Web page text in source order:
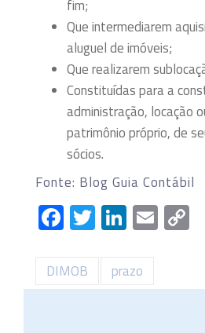
fim;
Que intermediarem
aluguel de imóveis;
Que realizarem
Constituídas para a
administração, locação
patrimônio próprio, de
sócios.
Fonte: Blog Guia Contábil
Facebook
Twitter
LinkedIn
Email
DIMOB prazo